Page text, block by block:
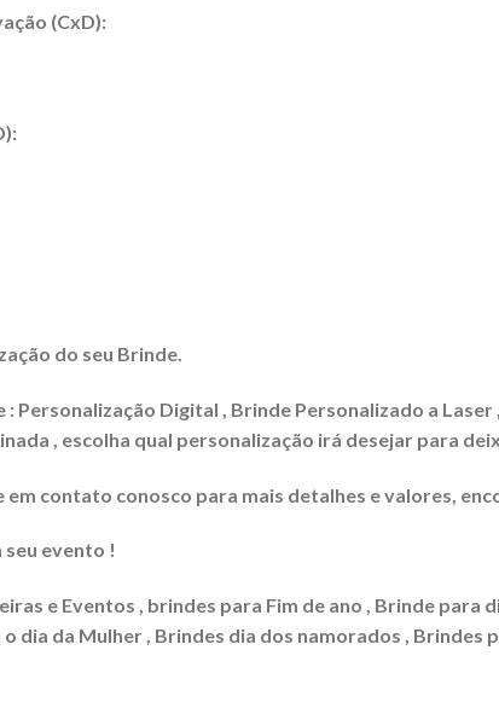
(CxD):
do seu Brinde.
Personalização Digital , Brinde Personalizado a
, escolha qual personalização irá desejar para
em contato conosco para mais detalhes e valores,
evento !
e Eventos , brindes para Fim de ano , Brinde para
dia da Mulher , Brindes dia dos namorados ,